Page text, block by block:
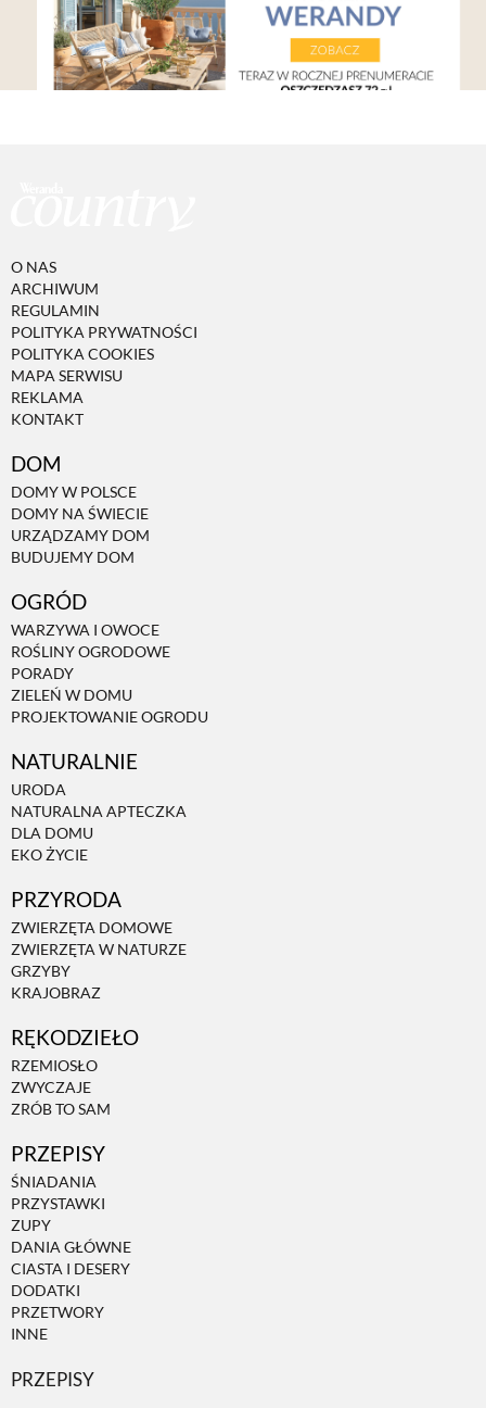
O NAS
ARCHIWUM
REGULAMIN
POLITYKA PRYWATNOŚCI
POLITYKA COOKIES
MAPA SERWISU
REKLAMA
KONTAKT
DOM
DOMY W POLSCE
DOMY NA ŚWIECIE
URZĄDZAMY DOM
BUDUJEMY DOM
OGRÓD
WARZYWA I OWOCE
ROŚLINY OGRODOWE
PORADY
ZIELEŃ W DOMU
PROJEKTOWANIE OGRODU
NATURALNIE
URODA
NATURALNA APTECZKA
DLA DOMU
EKO ŻYCIE
PRZYRODA
ZWIERZĘTA DOMOWE
ZWIERZĘTA W NATURZE
GRZYBY
KRAJOBRAZ
RĘKODZIEŁO
RZEMIOSŁO
ZWYCZAJE
ZRÓB TO SAM
PRZEPISY
ŚNIADANIA
PRZYSTAWKI
ZUPY
DANIA GŁÓWNE
CIASTA I DESERY
DODATKI
PRZETWORY
INNE
PRZEPISY